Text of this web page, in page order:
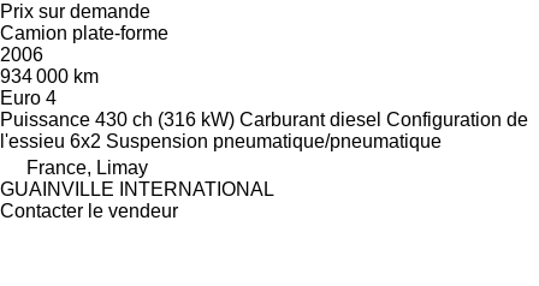
Prix sur demande
Camion plate-forme
2006
934 000 km
Euro 4
Puissance 430 ch (316 kW) Carburant diesel Configuration de
l'essieu 6x2 Suspension pneumatique/pneumatique
France, Limay
GUAINVILLE INTERNATIONAL
Contacter le vendeur